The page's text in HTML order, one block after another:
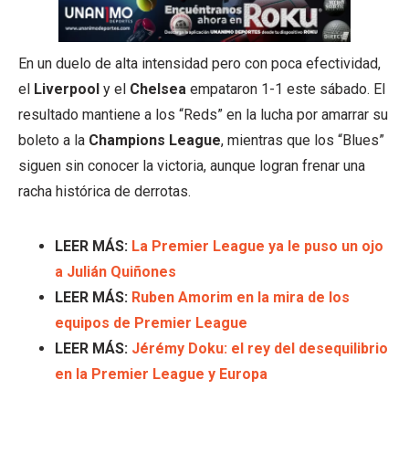
En un duelo de alta intensidad pero con poca efectividad,
el Liverpool y el Chelsea empataron 1-1 este sábado. El
resultado mantiene a los “Reds” en la lucha por amarrar su
boleto a la Champions League, mientras que los “Blues”
siguen sin conocer la victoria, aunque logran frenar una
racha histórica de derrotas.
LEER MÁS: La Premier League ya le puso un ojo
a Julián Quiñones
LEER MÁS: Ruben Amorim en la mira de los
equipos de Premier League
LEER MÁS: Jérémy Doku: el rey del desequilibrio
en la Premier League y Europa